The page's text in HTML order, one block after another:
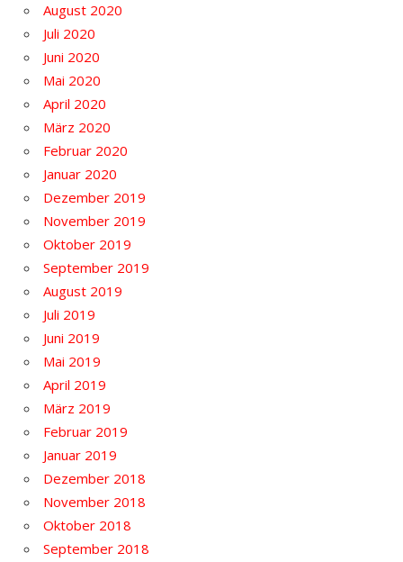
August 2020
Juli 2020
Juni 2020
Mai 2020
April 2020
März 2020
Februar 2020
Januar 2020
Dezember 2019
November 2019
Oktober 2019
September 2019
August 2019
Juli 2019
Juni 2019
Mai 2019
April 2019
März 2019
Februar 2019
Januar 2019
Dezember 2018
November 2018
Oktober 2018
September 2018